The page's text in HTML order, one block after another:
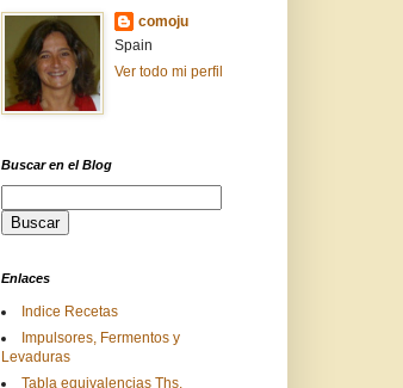
comoju
Spain
Ver todo mi perfil
Buscar en el Blog
Enlaces
Indice Recetas
Impulsores, Fermentos y
Levaduras
Tabla equivalencias Ths.